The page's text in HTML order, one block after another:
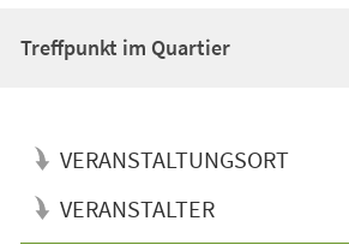
Treffpunkt im Quartier
VERANSTALTUNGSORT
VERANSTALTER